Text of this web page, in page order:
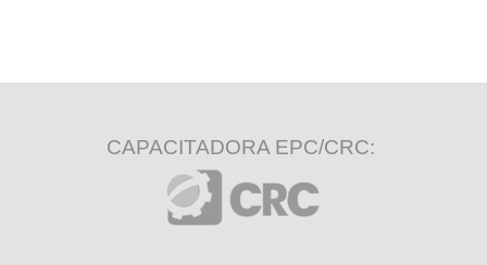
CAPACITADORA EPC/CRC: